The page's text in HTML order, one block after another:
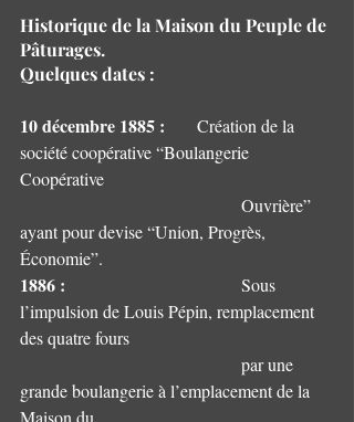
Historique de la Maison du Peuple de
Pâturages.
Quelques dates :
10 décembre 1885 :
société coopérative “Boulangerie
Coopérative
ayant pour devise “Union, Progrès,
Économie”.
1886 :
l’impulsion de Louis Pépin, remplacement
grande boulangerie à l’emplacement de la